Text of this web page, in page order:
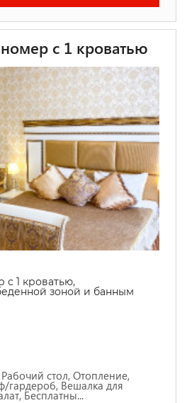
с 1 кроватью
1 кроватью,
зоной и банным
стол, Отопление,
гардероб, Вешалка для
Бесплатны...